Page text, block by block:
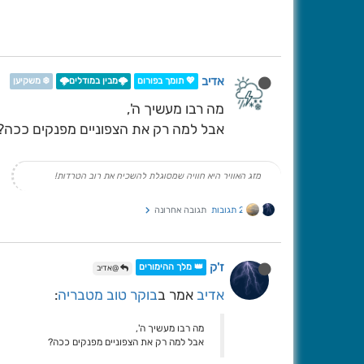
אדיב 💖 תומך בפורום 🌩️מבין במודלים🌩️ ❄️ משקיען
מה רבו מעשיך ה',
אבל למה רק את הצפוניים מפנקים
מזג האוויר היא חוויה שמסוגלת להשכיח את רוב הטרדות!
2 תגובות תגובה אחרונה
ז'ק 👑 מלך ההימורים @אדיב
אדיב אמר בבוקר טוב מטבריה:
מה רבו מעשיך ה',
אבל למה רק את הצפוניים מפנקים ככה?